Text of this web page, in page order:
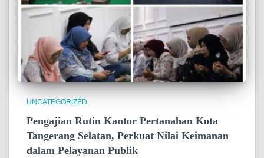
UNCATEGORIZED
Pengajian Rutin Kantor Pertanahan Kota
Tangerang Selatan, Perkuat Nilai Keimanan
dalam Pelayanan Publik